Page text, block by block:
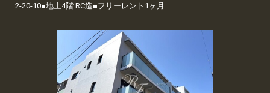
2-20-10■地上4階 RC造■フリーレント1ヶ月